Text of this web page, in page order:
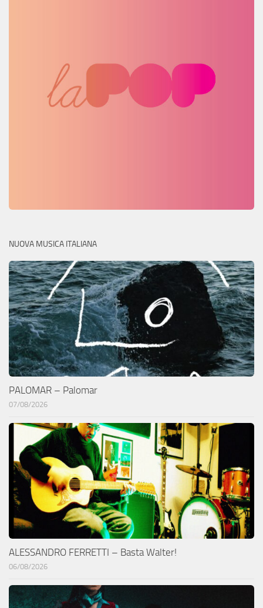
NUOVA MUSICA ITALIANA
PALOMAR – Palomar
07/08/2026
ALESSANDRO FERRETTI – Basta Walter!
06/08/2026